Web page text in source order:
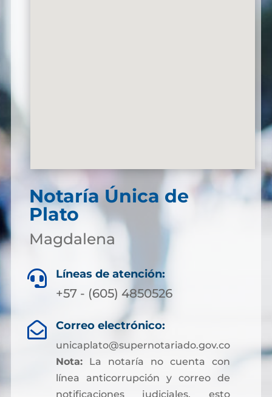
Notaría Única de
Plato
Magdalena
 Líneas de atención:
+57 - (605) 4850526
 Correo electrónico:
unicaplato@supernotariado.gov.co
Nota:La notaría no cuenta con
línea anticorrupción y correo de
notificaciones judiciales, esto